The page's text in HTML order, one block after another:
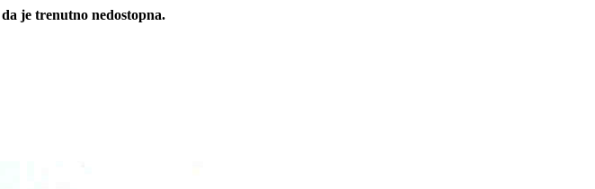
je trenutno nedostopna.